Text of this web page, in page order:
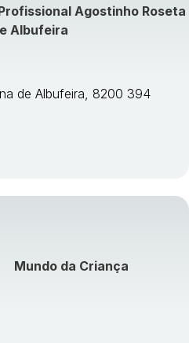
Agostinho Roseta
Albufeira
de Albufeira, 8200 394
Mundo da Criança